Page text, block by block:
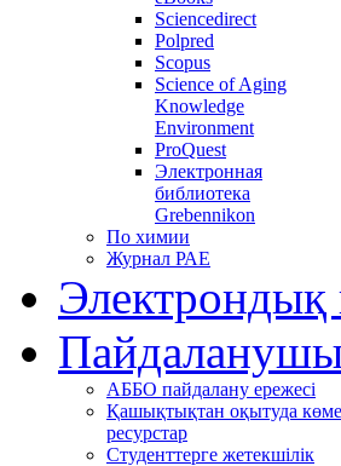
Sciencedirect
Polpred
Scopus
Science of Aging
Knowledge
Environment
ProQuest
Электронная
библиотека
Grebennikon
По химии
Журнал РАЕ
Электрондық
АББО пайдалану ережесі
Қашықтықтан оқытуда
ресурстар
Студенттерге жетекшілік